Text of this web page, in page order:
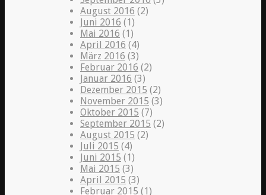
August 2016 (2)
Juni 2016 (1)
Mai 2016 (1)
April 2016 (4)
März 2016 (3)
Februar 2016 (2)
Januar 2016 (3)
Dezember 2015 (2)
November 2015 (3)
Oktober 2015 (7)
September 2015 (2)
August 2015 (2)
Juli 2015 (4)
Juni 2015 (1)
Mai 2015 (3)
April 2015 (3)
Februar 2015 (1)